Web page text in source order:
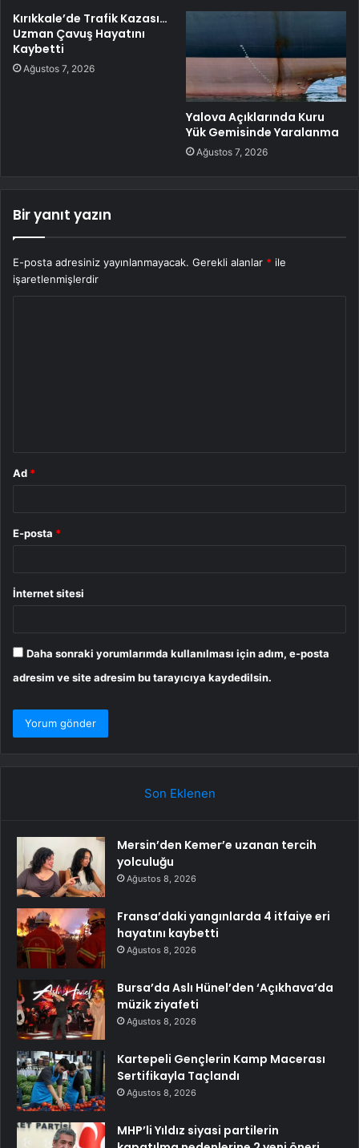
Kırıkkale’de Trafik Kazası…
Uzman Çavuş Hayatını
Kaybetti
Ağustos 7, 2026
Yalova Açıklarında Kuru
Yük Gemisinde Yaralanma
Ağustos 7, 2026
Bir yanıt yazın
E-posta adresiniz yayınlanmayacak. Gerekli alanlar * ile
işaretlenmişlerdir
Ad *
E-posta *
İnternet sitesi
Daha sonraki yorumlarımda kullanılması için adım, e-posta
adresim ve site adresim bu tarayıcıya kaydedilsin.
Son Eklenen
Mersin’den Kemer’e uzanan tercih
yolculuğu
Ağustos 8, 2026
Fransa’daki yangınlarda 4 itfaiye eri
hayatını kaybetti
Ağustos 8, 2026
Bursa’da Aslı Hünel’den ‘Açıkhava’da
müzik ziyafeti
Ağustos 8, 2026
Kartepeli Gençlerin Kamp Macerası
Sertifikayla Taçlandı
Ağustos 8, 2026
MHP’li Yıldız siyasi partilerin